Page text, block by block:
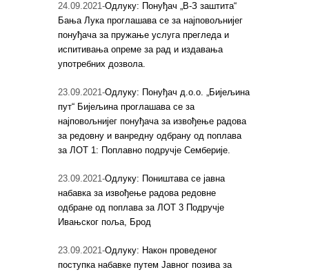
24.09.2021-Одлуку: Понуђач „В-З заштита“
Бања Лука проглашава се за најповољнијег
понуђача за пружање услуга прегледа и
испитивања опреме за рад и издавања
употребних дозвола.
23.09.2021-Одлуку: Понуђач д.о.о. „Бијељина
пут“ Бијељина проглашава се за
најповољнијег понуђача за извођење радова
за редовну и ванредну одбрану од поплава
за ЛОТ 1: Поплавно подручје Семберије.
23.09.2021-Одлуку: Поништава се јавна
набавка за извођење радова редовне
одбране од поплава за ЛОТ 3 Подручје
Ивањског поља, Брод
23.09.2021-Одлуку: Након проведеног
поступка набавке путем Јавног позива за